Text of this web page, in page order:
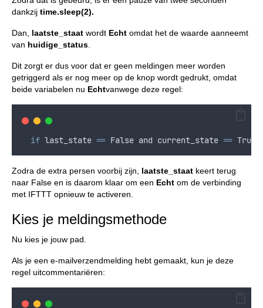
dankzij time.sleep(2).
Dan, laatste_staat wordt Echt omdat het de waarde aanneemt
van huidige_status.
Dit zorgt er dus voor dat er geen meldingen meer worden
getriggerd als er nog meer op de knop wordt gedrukt, omdat
beide variabelen nu Echtvanwege deze regel:
if last_state == False and current_state == True
Zodra de extra persen voorbij zijn, laatste_staat keert terug
naar False en is daarom klaar om een Echt om de verbinding
met IFTTT opnieuw te activeren.
Kies je meldingsmethode
Nu kies je jouw pad.
Als je een e-mailverzendmelding hebt gemaakt, kun je deze
regel uitcommentariëren: